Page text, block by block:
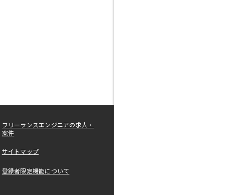
フリーランスエンジニアの求人・
案件
サイトマップ
登録者限定機能について